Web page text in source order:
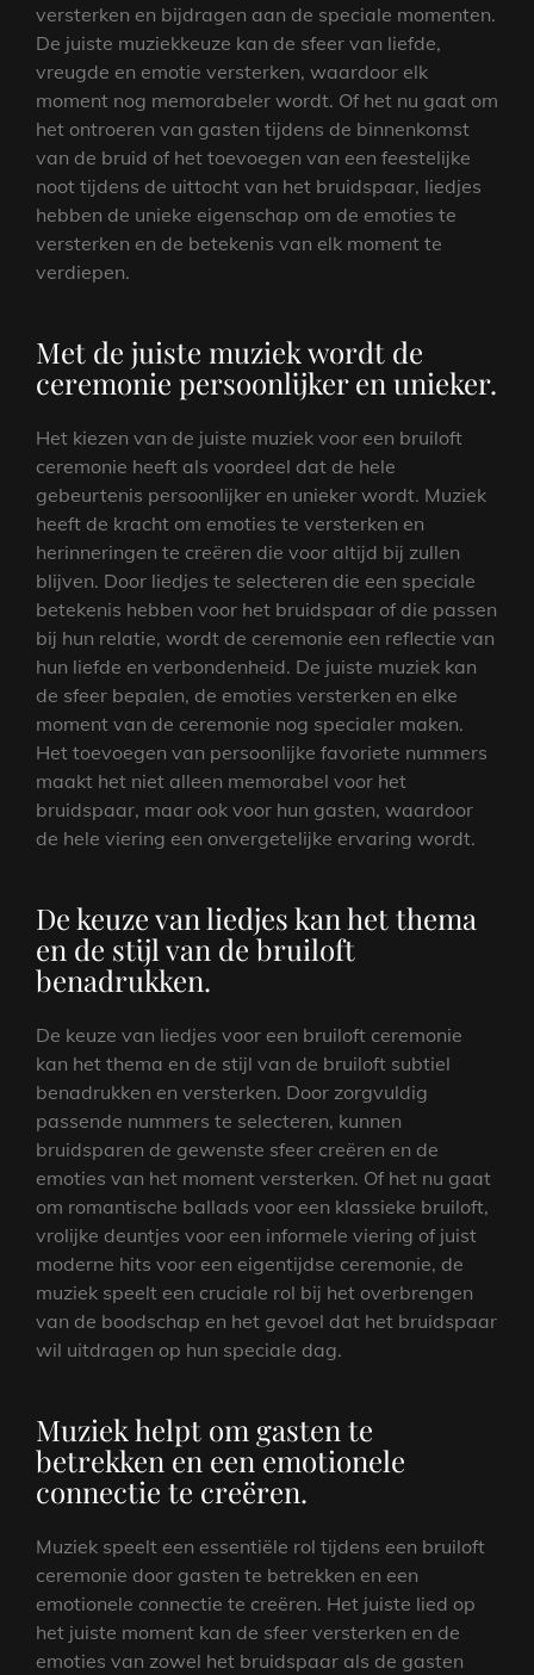
versterken en bijdragen aan de speciale momenten.
De juiste muziekkeuze kan de sfeer van liefde,
vreugde en emotie versterken, waardoor elk
moment nog memorabeler wordt. Of het nu gaat om
het ontroeren van gasten tijdens de binnenkomst
van de bruid of het toevoegen van een feestelijke
noot tijdens de uittocht van het bruidspaar, liedjes
hebben de unieke eigenschap om de emoties te
versterken en de betekenis van elk moment te
verdiepen.
Met de juiste muziek wordt de
ceremonie persoonlijker en unieker.
Het kiezen van de juiste muziek voor een bruiloft
ceremonie heeft als voordeel dat de hele
gebeurtenis persoonlijker en unieker wordt. Muziek
heeft de kracht om emoties te versterken en
herinneringen te creëren die voor altijd bij zullen
blijven. Door liedjes te selecteren die een speciale
betekenis hebben voor het bruidspaar of die passen
bij hun relatie, wordt de ceremonie een reflectie van
hun liefde en verbondenheid. De juiste muziek kan
de sfeer bepalen, de emoties versterken en elke
moment van de ceremonie nog specialer maken.
Het toevoegen van persoonlijke favoriete nummers
maakt het niet alleen memorabel voor het
bruidspaar, maar ook voor hun gasten, waardoor
de hele viering een onvergetelijke ervaring wordt.
De keuze van liedjes kan het thema
en de stijl van de bruiloft
benadrukken.
De keuze van liedjes voor een bruiloft ceremonie
kan het thema en de stijl van de bruiloft subtiel
benadrukken en versterken. Door zorgvuldig
passende nummers te selecteren, kunnen
bruidsparen de gewenste sfeer creëren en de
emoties van het moment versterken. Of het nu gaat
om romantische ballads voor een klassieke bruiloft,
vrolijke deuntjes voor een informele viering of juist
moderne hits voor een eigentijdse ceremonie, de
muziek speelt een cruciale rol bij het overbrengen
van de boodschap en het gevoel dat het bruidspaar
wil uitdragen op hun speciale dag.
Muziek helpt om gasten te
betrekken en een emotionele
connectie te creëren.
Muziek speelt een essentiële rol tijdens een bruiloft
ceremonie door gasten te betrekken en een
emotionele connectie te creëren. Het juiste lied op
het juiste moment kan de sfeer versterken en de
emoties van zowel het bruidspaar als de gasten